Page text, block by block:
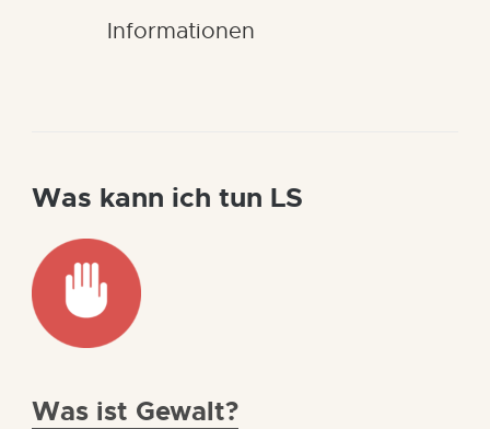
Informationen
Was kann ich tun LS
Was ist Gewalt?